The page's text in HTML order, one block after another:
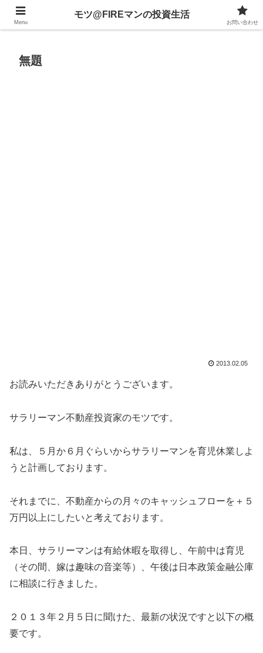
不動産、投資信託、暗号資産、株式、等々への投資について
無題
2013.02.05
お読みいただきありがとうございます。
サラリーマン不動産投資家のモツです。
私は、５月か６月ぐらいからサラリーマンを育児休業しよ
うと計画しております。
それまでに、不動産からの月々のキャッシュフローを＋５
万円以上にしたいと考えております。
本日、サラリーマンは有給休暇を取得し、午前中は育児
（その間、嫁は趣味の音楽等）、午後は日本政策金融公庫
に相談に行きました。
２０１３年２月５日に聞けた、最新の状況ですと以下の概
要です。
Menu
モツ@FIREマンの投資生活
お問い合わせ